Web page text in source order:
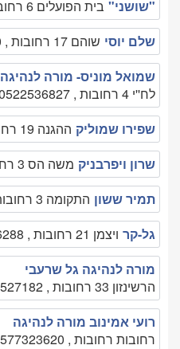
"שושני" בית הפועלים 6 רחובות , 089466524
שלם יוסי שוהם 17 רחובות , 089450690
שמואל מוניס- מורה לנהיגה
לח''י 4 רחובות , 0522536827
שפירו שמוליק ההגנה 19 רחובות , 0505556676
שרון ויפרבניק משה הס 3 רחובות , 0525605005
תמיר ששון התקומה 3 רחובות , 089412266
גל-קר ויצמן 21 רחובות , 0577446288
מורה לנהיגה גל שרעבי
הרשינזון 33 רחובות , 0523527182
רועי אמינוב מורה לנהיגה
רחובות רחובות , 0577323620